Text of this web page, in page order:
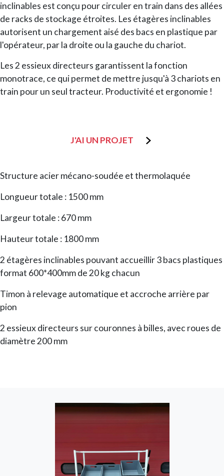
inclinables est conçu pour circuler en train dans des allées
de racks de stockage étroites. Les étagères inclinables
autorisent un chargement aisé des bacs en plastique par
l'opérateur, par la droite ou la gauche du chariot.
Les 2 essieux directeurs garantissent la fonction
monotrace, ce qui permet de mettre jusqu'à 3 chariots en
train pour un seul tracteur. Productivité et ergonomie !
J'AI UN PROJET
Structure acier mécano-soudée et thermolaquée
Longueur totale : 1500 mm
Largeur totale : 670 mm
Hauteur totale : 1800 mm
2 étagères inclinables pouvant accueillir 3 bacs plastiques
format 600*400mm de 20 kg chacun
Timon à relevage automatique et accroche arrière par
pion
2 essieux directeurs sur couronnes à billes, avec roues de
diamètre 200 mm
Image